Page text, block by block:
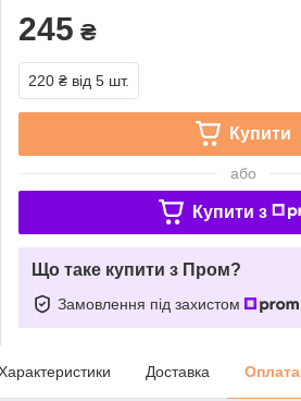
245 ₴
220 ₴ від 5 шт.
Купити
або
Купити з
Що таке купити з Пром?
Замовлення під захистом
Доставка Оплата